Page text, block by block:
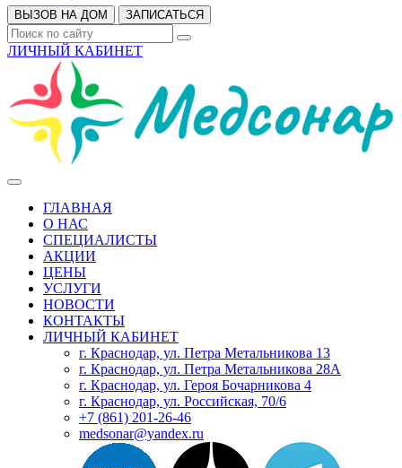
ВЫЗОВ НА ДОМ ЗАПИСАТЬСЯ
ЛИЧНЫЙ КАБИНЕТ
ГЛАВНАЯ
О НАС
СПЕЦИАЛИСТЫ
АКЦИИ
ЦЕНЫ
УСЛУГИ
НОВОСТИ
КОНТАКТЫ
ЛИЧНЫЙ КАБИНЕТ
г. Краснодар, ул. Петра Метальникова 13
г. Краснодар, ул. Петра Метальникова 28А
г. Краснодар, ул. Героя Бочарникова 4
г. Краснодар, ул. Российская, 70/6
+7 (861) 201-26-46
medsonar@yandex.ru